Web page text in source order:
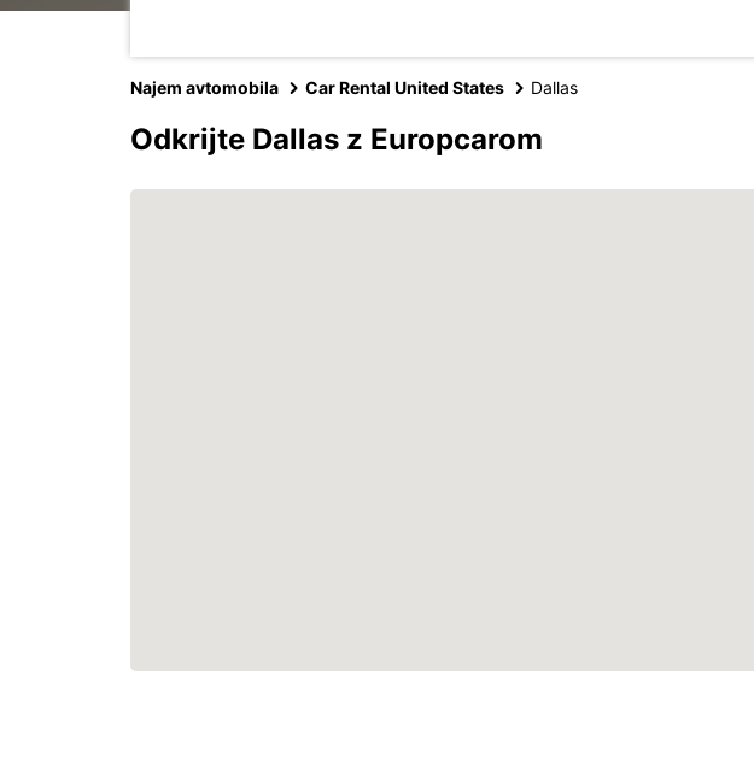
Najem avtomobila Car Rental United States Dallas
Odkrijte Dallas z Europcarom